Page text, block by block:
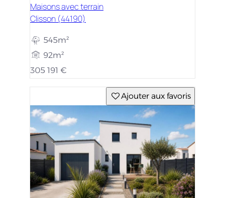
Maisons avec terrain
Clisson (44190)
545m²
92m²
305 191 €
Ajouter aux favoris